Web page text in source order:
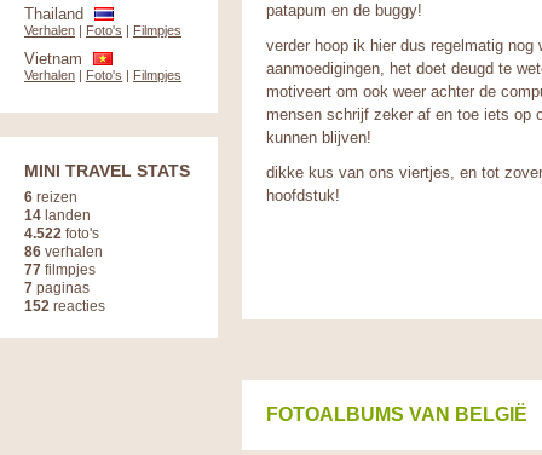
patapum en de buggy!
verder hoop ik hier dus regelmatig
aanmoedigingen, het doet deugd te
motiveert om ook weer achter de
mensen schrijf zeker af en toe iets op
kunnen blijven!
dikke kus van ons viertjes, en tot
hoofdstuk!
FOTOALBUMS VAN BELGIË
Thailand
Verhalen | Foto's | Filmpjes
Vietnam
Verhalen | Foto's | Filmpjes
MINI TRAVEL STATS
6 reizen
14 landen
4.522 foto's
86 verhalen
77 filmpjes
7 paginas
152 reacties